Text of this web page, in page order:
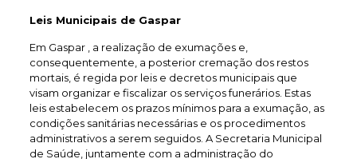
Leis Municipais de Gaspar
Em Gaspar , a realização de exumações e,
consequentemente, a posterior cremação dos restos
mortais, é regida por leis e decretos municipais que
visam organizar e fiscalizar os serviços funerários. Estas
leis estabelecem os prazos mínimos para a exumação, as
condições sanitárias necessárias e os procedimentos
administrativos a serem seguidos. A Secretaria Municipal
de Saúde, juntamente com a administração do